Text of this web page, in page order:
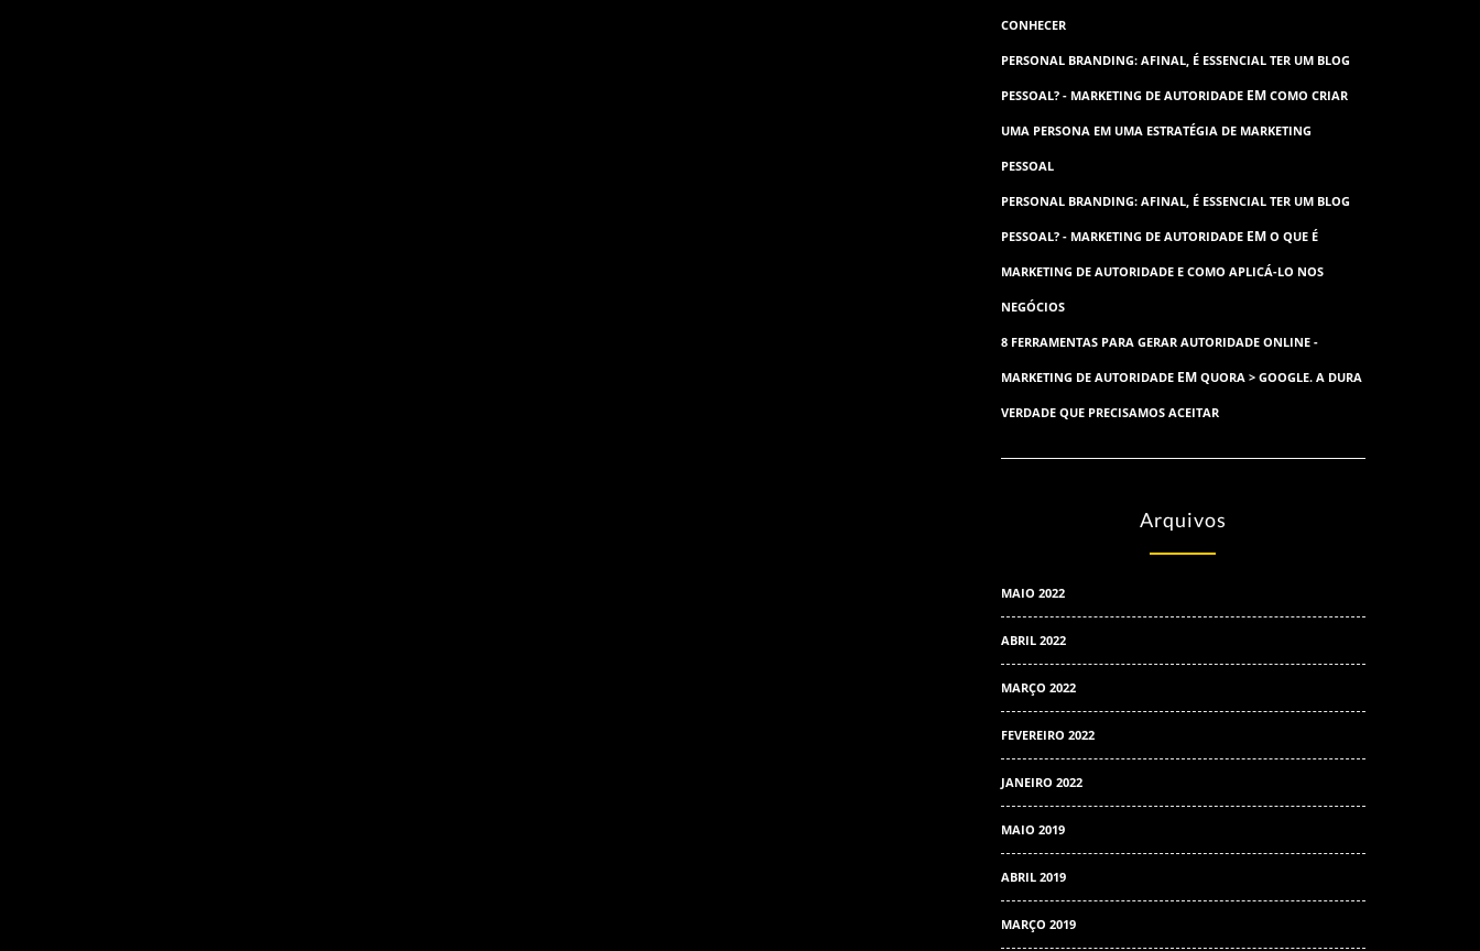
CONHECER
PERSONAL BRANDING: AFINAL, É ESSENCIAL TER UM BLOG
PESSOAL? - MARKETING DE AUTORIDADEEM COMO CRIAR
UMA PERSONA EM UMA ESTRATÉGIA DE MARKETING
PESSOAL
PERSONAL BRANDING: AFINAL, É ESSENCIAL TER UM BLOG
PESSOAL? - MARKETING DE AUTORIDADEEM O QUE É
MARKETING DE AUTORIDADE E COMO APLICÁ-LO NOS
NEGÓCIOS
8 FERRAMENTAS PARA GERAR AUTORIDADE ONLINE -
MARKETING DE AUTORIDADEEM QUORA > GOOGLE. A DURA
VERDADE QUE PRECISAMOS ACEITAR
Arquivos
MAIO 2022
ABRIL 2022
MARÇO 2022
FEVEREIRO 2022
JANEIRO 2022
MAIO 2019
ABRIL 2019
MARÇO 2019